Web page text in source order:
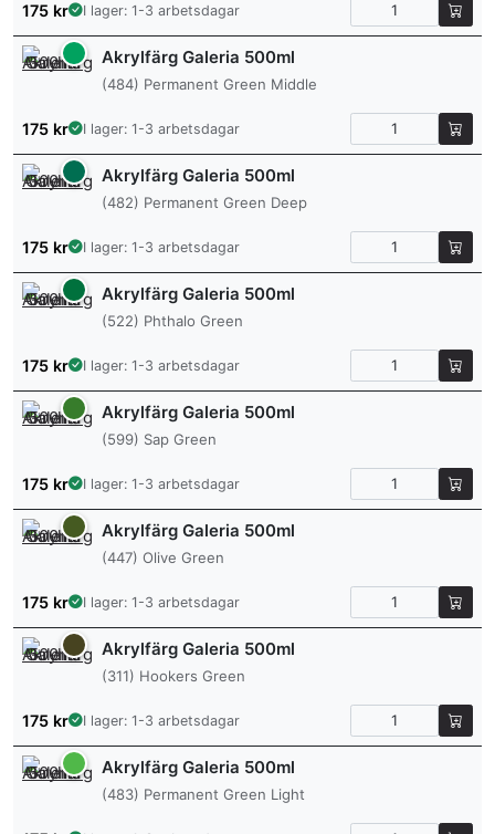
175 kr I lager: 1-3 arbetsdagar
Akrylfärg Galeria 500ml
(484) Permanent Green Middle
175 kr I lager: 1-3 arbetsdagar
Akrylfärg Galeria 500ml
(482) Permanent Green Deep
175 kr I lager: 1-3 arbetsdagar
Akrylfärg Galeria 500ml
(522) Phthalo Green
175 kr I lager: 1-3 arbetsdagar
Akrylfärg Galeria 500ml
(599) Sap Green
175 kr I lager: 1-3 arbetsdagar
Akrylfärg Galeria 500ml
(447) Olive Green
175 kr I lager: 1-3 arbetsdagar
Akrylfärg Galeria 500ml
(311) Hookers Green
175 kr I lager: 1-3 arbetsdagar
Akrylfärg Galeria 500ml
(483) Permanent Green Light